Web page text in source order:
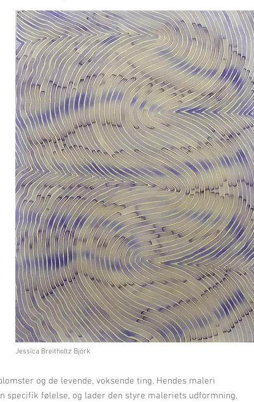
Jessica Breitholtz Björk
og de levende, voksende ting. Hendes maleri
specifik følelse, og lader den styre maleriets udformning.